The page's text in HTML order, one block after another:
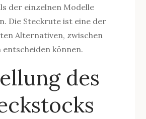
der einzelnen Modelle
Die Steckrute ist eine der
Alternativen, zwischen
entscheiden können.
des